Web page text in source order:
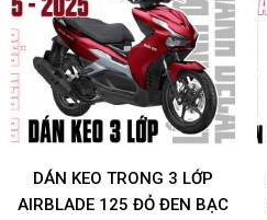
DÁN KEO TRONG 3 LỚP
AIRBLADE 125 ĐỎ ĐEN BẠC